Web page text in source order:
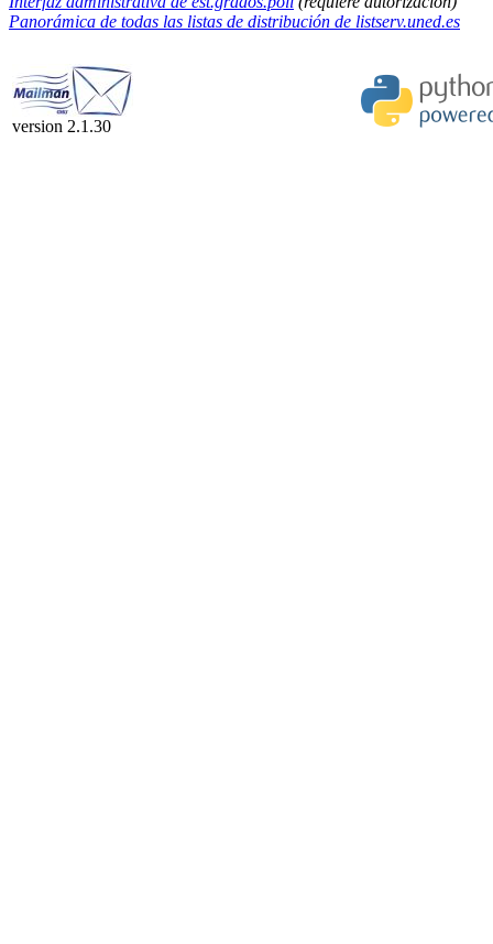
Panorámica de todas las listas de distribución de listserv.uned.es
version 2.1.30